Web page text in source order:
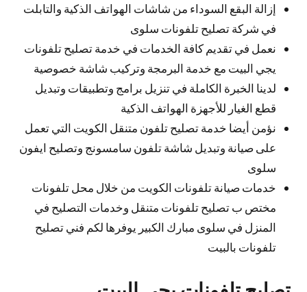
إزالة البقع السوداء من شاشات الهواتف الذكية والتابلت
في شركة تصليح تلفونات سلوى
نعمل في تقديم كافة الخدمات في خدمة تصليح تلفونات
يجي البيت مع خدمة البرمجة وتركيب شاشة خصوصية
لدينا الخبرة الكاملة في تنزيل برامج وتطبيقات وتبديل
قطع الغيار للأجهزة الهواتف الذكية
نؤمن أيضا خدمة تصليح تلفون متنقل الكويت التي تعمل
على صيانة وتبديل شاشة تلفون سامسونج وتصليح ايفون
سلوى
خدمات صيانة تلفونات الكويت من خلال محل تلفونات
مختص ب تصليح تلفونات متنقل وخدمات التصليح في
المنزل في سلوى مبارك الكبير يوفرها لكم فني تصليح
تلفونات بالبيت